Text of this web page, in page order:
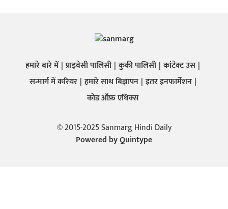
हमारे बारे में प्राइवेसी पालिसी कुकी पालिसी कांटेक्ट उस
सन्मार्ग में करियर हमारे साथ बिज्ञापन इतर इनफार्मेशन
कोड ऑफ़ एथिक्स
© 2015-2025 Sanmarg Hindi Daily
Powered byQuintype